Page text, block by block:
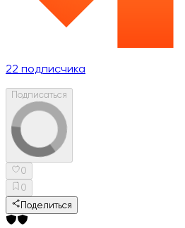
22 подписчика
Подписаться
0
0
Поделиться